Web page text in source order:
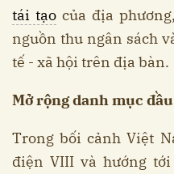
tái tạo của địa
nguồn thu ngân sách
tế - xã hội trên địa bàn.
Mở rộng danh mục
Trong bối cảnh Việt
điện VIII và hướng